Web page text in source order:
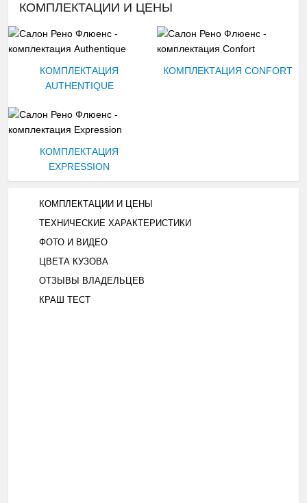
КОМПЛЕКТАЦИИ И ЦЕНЫ
КОМПЛЕКТАЦИЯ
AUTHENTIQUE
КОМПЛЕКТАЦИЯ CONFORT
КОМПЛЕКТАЦИЯ
EXPRESSION
КОМПЛЕКТАЦИИ И ЦЕНЫ
ТЕХНИЧЕСКИЕ ХАРАКТЕРИСТИКИ
ФОТО И ВИДЕО
ЦВЕТА КУЗОВА
ОТЗЫВЫ ВЛАДЕЛЬЦЕВ
КРАШ ТЕСТ